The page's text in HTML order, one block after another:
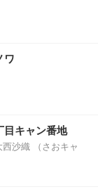
ワ
目キャン番地
沙織 （さおキャ